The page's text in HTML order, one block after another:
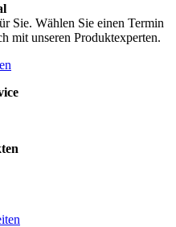
Sie. Wählen Sie einen Termin
mit unseren Produktexperten.